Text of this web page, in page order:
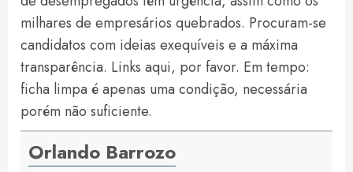
milhares de empresários quebrados. Procuram-se
candidatos com ideias exequíveis e a máxima
transparência. Links aqui, por favor. Em tempo:
ficha limpa é apenas uma condição, necessária
porém não suficiente.
Orlando Barrozo